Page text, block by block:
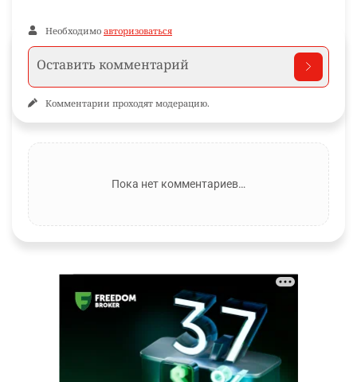
Необходимо авторизоваться
Комментарии проходят модерацию.
Пока нет комментариев…